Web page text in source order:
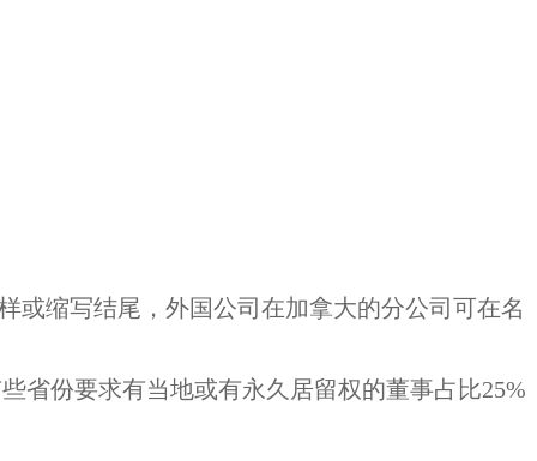
或缩写结尾，外国公司在加拿大的分公司可在名
省份要求有当地或有永久居留权的董事占比25%